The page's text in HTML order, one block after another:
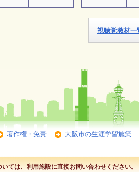
視聴覚教材一
著作権・免責 大阪市の生涯学習施策
ては、利用施設に直接お問い合わせください。